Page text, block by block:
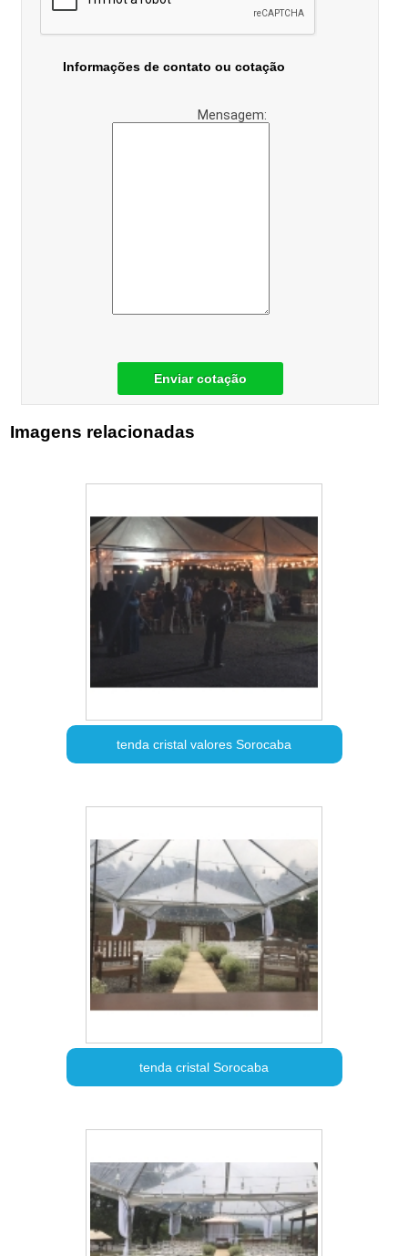
Informações de contato ou cotação
Mensagem:
Enviar cotação
Imagens relacionadas
tenda cristal valores Sorocaba
tenda cristal Sorocaba